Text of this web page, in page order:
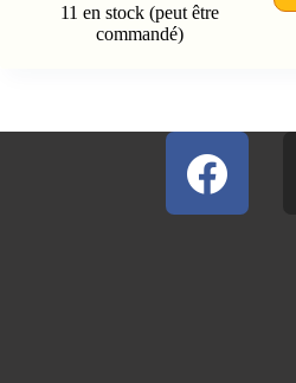
11 en stock (peut être
commandé)